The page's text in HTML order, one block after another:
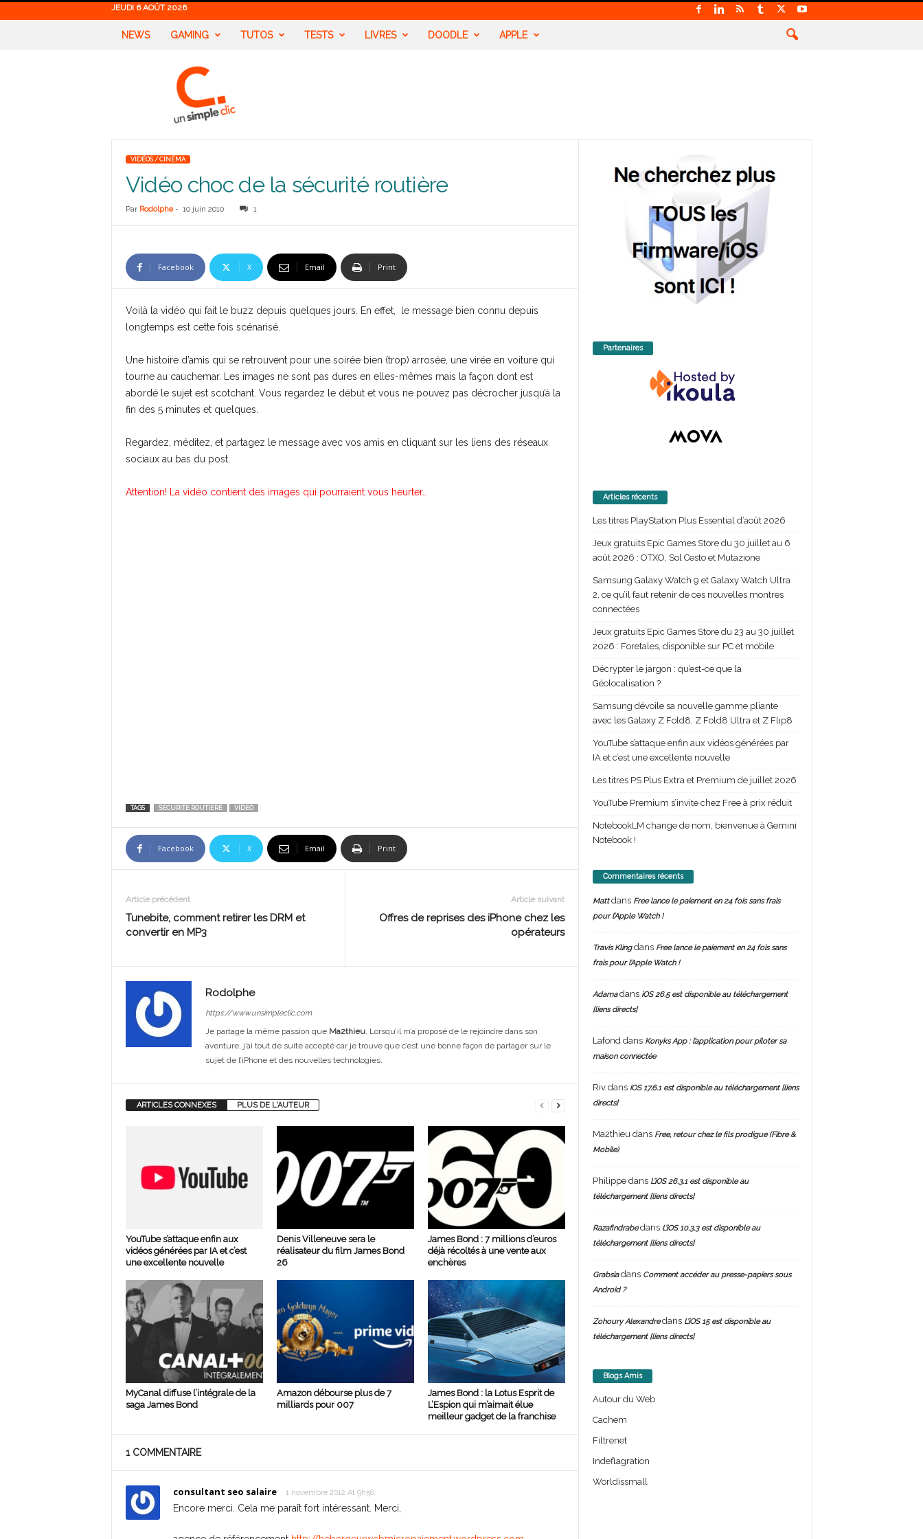
JEUDI 6 AOÛT 2026
NEWS GAMING TUTOS TESTS LIVRES DOODLE APPLE
VIDÉOS / CINÉMA
Vidéo choc de la sécurité routière
Par Rodolphe- 10 juin 2010 1
Facebook X Email Print
Voilà la vidéo qui fait le buzz depuis quelques jours.
En effet, le message bien connu depuis
longtemps est cette fois scénarisé.
Une histoire d’amis qui se retrouvent pour une soirée bien (trop) arrosée, une virée en voiture qui
tourne au cauchemar. Les images ne sont pas dures en elles-mêmes mais la façon dont est
abordé le sujet est scotchant. Vous regardez le début et vous ne pouvez pas décrocher jusqu’à la
fin des 5 minutes et quelques.
Regardez, méditez, et partagez le message avec vos amis en cliquant sur les liens des réseaux
sociaux au bas du post.
Attention! La vidéo contient des images qui pourraient vous heurter…
TAGS SECURITE ROUTIERE VIDEO
Facebook X Email Print
Article précédent
Tunebite, comment retirer les DRM et
convertir en MP3
Article suivant
Offres de reprises des iPhone chez les
opérateurs
Rodolphe
https://www.unsimpleclic.com
Je partage la même passion que Ma2thieu. Lorsqu’il m’a proposé de le rejoindre dans son
aventure, j’ai tout de suite accepté car je trouve que c’est une bonne façon de partager sur le
sujet de l’iPhone et des nouvelles technologies.
ARTICLES CONNEXES PLUS DE L'AUTEUR
YouTube s’attaque enfin aux
vidéos générées par IA et c’est
une excellente nouvelle
Denis Villeneuve sera le
réalisateur du film James Bond
26
James Bond : 7 millions d’euros
déjà récoltés à une vente aux
enchères
MyCanal diffuse l’intégrale de la
saga James Bond
Amazon débourse plus de 7
milliards pour 007
James Bond : la Lotus Esprit de
L’Espion qui m’aimait élue
meilleur gadget de la franchise
1 COMMENTAIRE
consultant seo salaire 1 novembre 2012 At 9h58
Encore merci. Cela me paraît fort intéressant. Merci,
Partenaires
Articles récents
Les titres PlayStation Plus Essential d’août 2026
Jeux gratuits Epic Games Store du 30 juillet au 6
août 2026 : OTXO, Sol Cesto et Mutazione
Samsung Galaxy Watch 9 et Galaxy Watch Ultra
2, ce qu’il faut retenir de ces nouvelles montres
connectées
Jeux gratuits Epic Games Store du 23 au 30 juillet
2026 : Foretales, disponible sur PC et mobile
Décrypter le jargon : qu’est-ce que la
Géolocalisation ?
Samsung dévoile sa nouvelle gamme pliante
avec les Galaxy Z Fold8, Z Fold8 Ultra et Z Flip8
YouTube s’attaque enfin aux vidéos générées par
IA et c’est une excellente nouvelle
Les titres PS Plus Extra et Premium de juillet 2026
YouTube Premium s’invite chez Free à prix réduit
NotebookLM change de nom, bienvenue à Gemini
Notebook !
Commentaires récents
Mattdans Free lance le paiement en 24 fois sans frais
pour l’Apple Watch !
Travis Klingdans Free lance le paiement en 24 fois sans
frais pour l’Apple Watch !
Adamadans iOS 26.5 est disponible au téléchargement
[liens directs]
Lafond dans Konyks App : l’application pour piloter sa
maison connectée
Rivdans iOS 17.6.1 est disponible au téléchargement [liens
directs]
Ma2thieu dans Free, retour chez le fils prodigue (Fibre &
Mobile)
Philippedans L’iOS 26.3.1 est disponible au
téléchargement [liens directs]
Razafindrabedans L’iOS 10.3.3 est disponible au
téléchargement [liens directs]
Grabsiadans Comment accéder au presse-papiers sous
Android ?
Zohoury Alexandredans L’iOS 15 est disponible au
téléchargement [liens directs]
Blogs Amis
Autour du Web
Cachem
Filtrenet
Indeflagration
Worldissmall